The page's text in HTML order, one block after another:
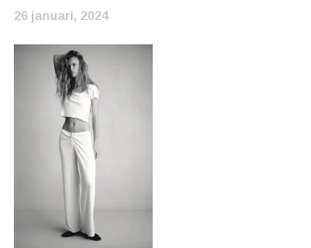
26 januari, 2024